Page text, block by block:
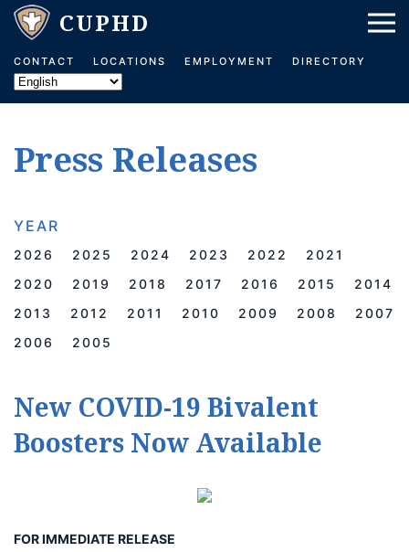
Skip to main content
CONTACT LOCATIONS EMPLOYMENT DIRECTORY
Press Releases
YEAR
2026 2025 2024 2023 2022
2021
2020
2019 2018 2017 2016 2015
2014
2013
2012 2011 2010 2009 2008
2007
2006
2005
New COVID-19 Bivalent
Boosters Now Available
FOR IMMEDIATE RELEASE